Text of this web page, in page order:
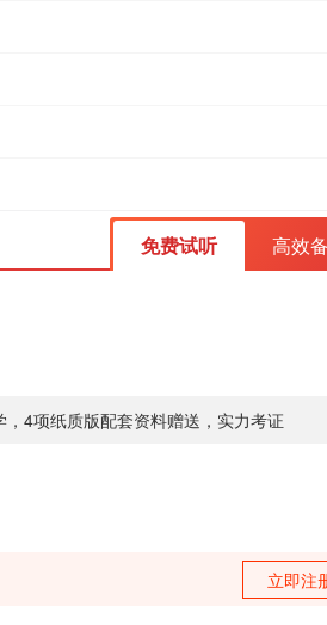
免费试听 高效
4项纸质版配套资料赠送，实力考证
立即注